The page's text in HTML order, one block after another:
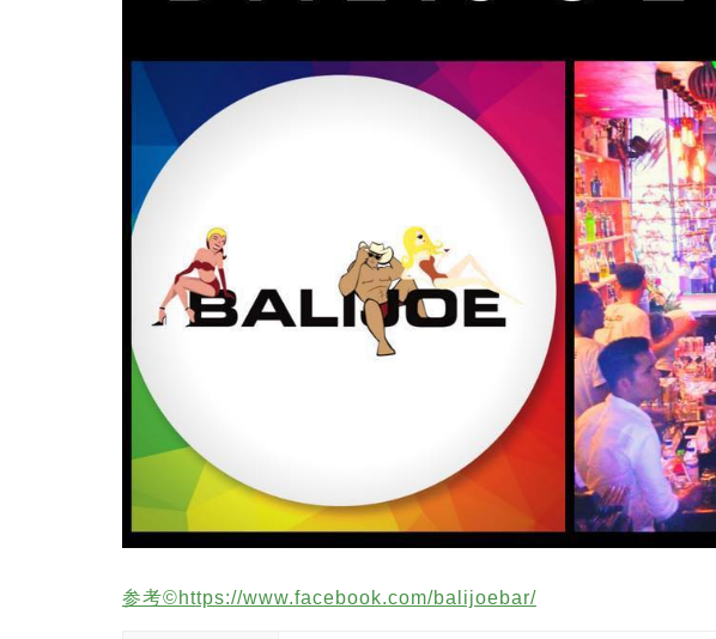
参考©️https://www.facebook.com/balijoebar/